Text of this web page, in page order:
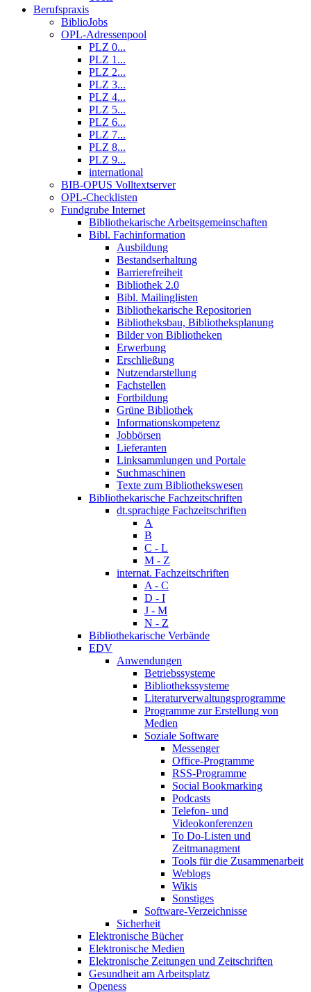
Berufspraxis
BiblioJobs
OPL-Adressenpool
PLZ 0...
PLZ 1...
PLZ 2...
PLZ 3...
PLZ 4...
PLZ 5...
PLZ 6...
PLZ 7...
PLZ 8...
PLZ 9...
international
BIB-OPUS Volltextserver
OPL-Checklisten
Fundgrube Internet
Bibliothekarische Arbeitsgemeinschaften
Bibl. Fachinformation
Ausbildung
Bestandserhaltung
Barrierefreiheit
Bibliothek 2.0
Bibl. Mailinglisten
Bibliothekarische Repositorien
Bibliotheksbau, Bibliotheksplanung
Bilder von Bibliotheken
Erwerbung
Erschließung
Nutzendarstellung
Fachstellen
Fortbildung
Grüne Bibliothek
Informationskompetenz
Jobbörsen
Lieferanten
Linksammlungen und Portale
Suchmaschinen
Texte zum Bibliothekswesen
Bibliothekarische Fachzeitschriften
dt.sprachige Fachzeitschriften
A
B
C - L
M - Z
internat. Fachzeitschriften
A - C
D - I
J - M
N - Z
Bibliothekarische Verbände
EDV
Anwendungen
Betriebssysteme
Bibliothekssysteme
Literaturverwaltungsprogramme
Programme zur Erstellung von
Medien
Soziale Software
Messenger
Office-Programme
RSS-Programme
Social Bookmarking
Podcasts
Telefon- und
Videokonferenzen
To Do-Listen und
Zeitmanagment
Tools für die Zusammenarbeit
Weblogs
Wikis
Sonstiges
Software-Verzeichnisse
Sicherheit
Elektronische Bücher
Elektronische Medien
Elektronische Zeitungen und Zeitschriften
Gesundheit am Arbeitsplatz
Openess